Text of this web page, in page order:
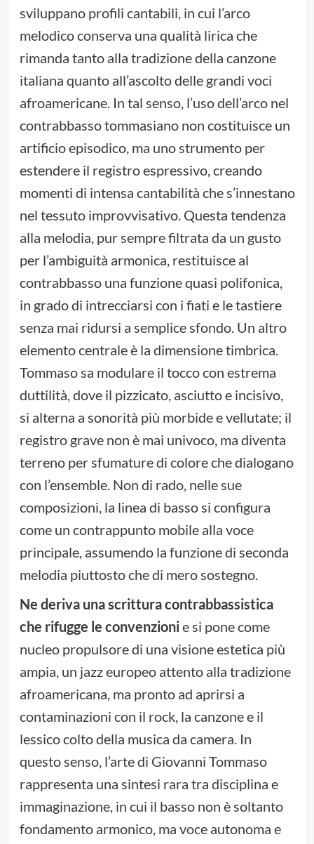
sviluppano profili cantabili, in cui l’arco
melodico conserva una qualità lirica che
rimanda tanto alla tradizione della canzone
italiana quanto all’ascolto delle grandi voci
afroamericane. In tal senso, l’uso dell’arco nel
contrabbasso tommasiano non costituisce un
artificio episodico, ma uno strumento per
estendere il registro espressivo, creando
momenti di intensa cantabilità che s’innestano
nel tessuto improvvisativo. Questa tendenza
alla melodia, pur sempre filtrata da un gusto
per l’ambiguità armonica, restituisce al
contrabbasso una funzione quasi polifonica,
in grado di intrecciarsi con i fiati e le tastiere
senza mai ridursi a semplice sfondo. Un altro
elemento centrale è la dimensione timbrica.
Tommaso sa modulare il tocco con estrema
duttilità, dove il pizzicato, asciutto e incisivo,
si alterna a sonorità più morbide e vellutate; il
registro grave non è mai univoco, ma diventa
terreno per sfumature di colore che dialogano
con l’ensemble. Non di rado, nelle sue
composizioni, la linea di basso si configura
come un contrappunto mobile alla voce
principale, assumendo la funzione di seconda
melodia piuttosto che di mero sostegno.
Ne deriva una scrittura contrabbassistica
che rifugge le convenzionie si pone come
nucleo propulsore di una visione estetica più
ampia, un jazz europeo attento alla tradizione
afroamericana, ma pronto ad aprirsi a
contaminazioni con il rock, la canzone e il
lessico colto della musica da camera. In
questo senso, l’arte di Giovanni Tommaso
rappresenta una sintesi rara tra disciplina e
immaginazione, in cui il basso non è soltanto
fondamento armonico, ma voce autonoma e